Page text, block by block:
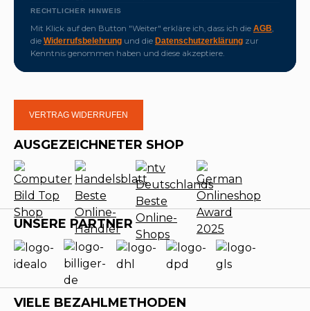
RECHTLICHER HINWEIS
Mit Klick auf den Button "Weiter" erkläre ich, dass ich die AGB,
die Widerrufsbelehrung und die Datenschutzerklärung zur
Kenntnis genommen haben und diese akzeptiere.
VERTRAG WIDERRUFEN
AUSGEZEICHNETER SHOP
UNSERE PARTNER
VIELE BEZAHLMETHODEN